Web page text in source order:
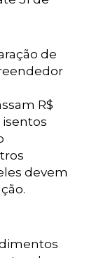
de
R$
isentos
devem